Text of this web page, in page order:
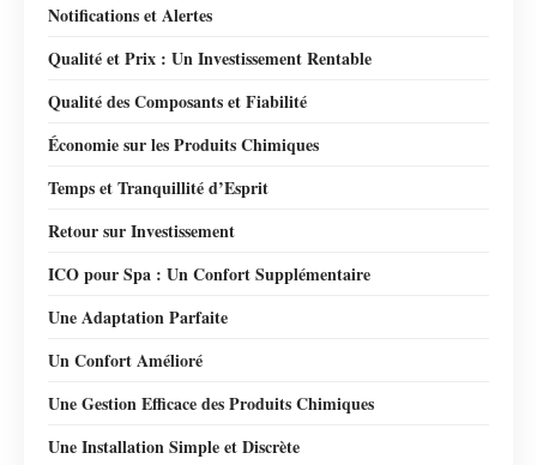
Notifications et Alertes
Qualité et Prix : Un Investissement Rentable
Qualité des Composants et Fiabilité
Économie sur les Produits Chimiques
Temps et Tranquillité d’Esprit
Retour sur Investissement
ICO pour Spa : Un Confort Supplémentaire
Une Adaptation Parfaite
Un Confort Amélioré
Une Gestion Efficace des Produits Chimiques
Une Installation Simple et Discrète